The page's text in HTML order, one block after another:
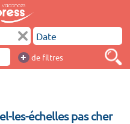
+ de filtres
les-échelles pas cher